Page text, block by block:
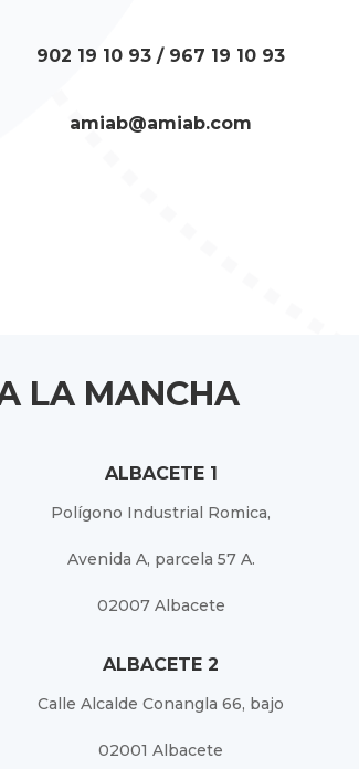
902 19 10 93 / 967 19 10 93
amiab@amiab.com
LA MANCHA
ALBACETE 1
Polígono Industrial Romica,
Avenida A, parcela 57 A.
02007 Albacete
ALBACETE 2
Calle Alcalde Conangla 66, bajo
02001 Albacete